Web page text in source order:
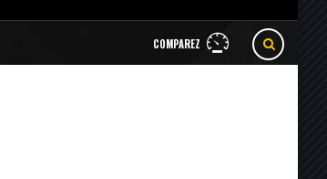
COMPAREZ